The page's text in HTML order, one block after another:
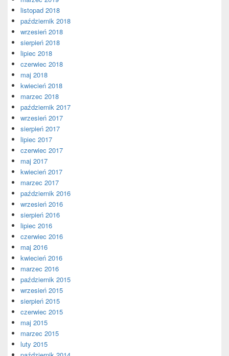
listopad 2018
październik 2018
wrzesień 2018
sierpień 2018
lipiec 2018
czerwiec 2018
maj 2018
kwiecień 2018
marzec 2018
październik 2017
wrzesień 2017
sierpień 2017
lipiec 2017
czerwiec 2017
maj 2017
kwiecień 2017
marzec 2017
październik 2016
wrzesień 2016
sierpień 2016
lipiec 2016
czerwiec 2016
maj 2016
kwiecień 2016
marzec 2016
październik 2015
wrzesień 2015
sierpień 2015
czerwiec 2015
maj 2015
marzec 2015
luty 2015